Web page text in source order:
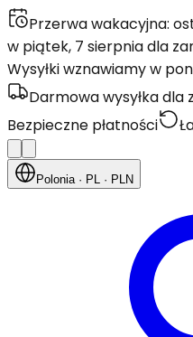
Przerwa wakacyjna:
w piątek, 7 sierpnia dla
Wysyłki wznawiamy w
Darmowa wysyłka dla
Bezpieczne płatności
Polonia· PL · PLN